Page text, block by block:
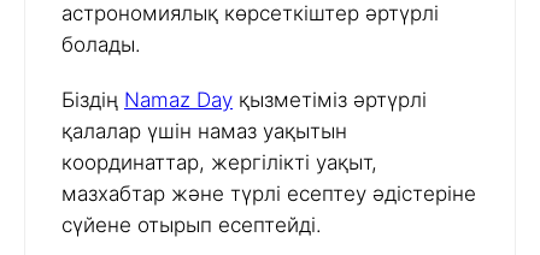
астрономиялық көрсеткіштер әртүрлі
болады.
Біздің Namaz Day қызметіміз әртүрлі
қалалар үшін намаз уақытын
координаттар, жергілікті уақыт,
мазхабтар және түрлі есептеу әдістеріне
сүйене отырып есептейді.